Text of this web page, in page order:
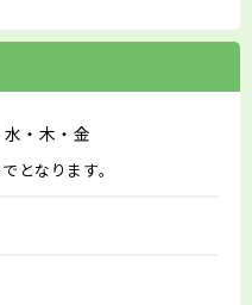
・木・金
となります。